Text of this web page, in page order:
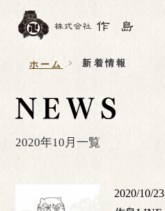
ホーム 新着情報
2020年10月一覧
2020/10/23